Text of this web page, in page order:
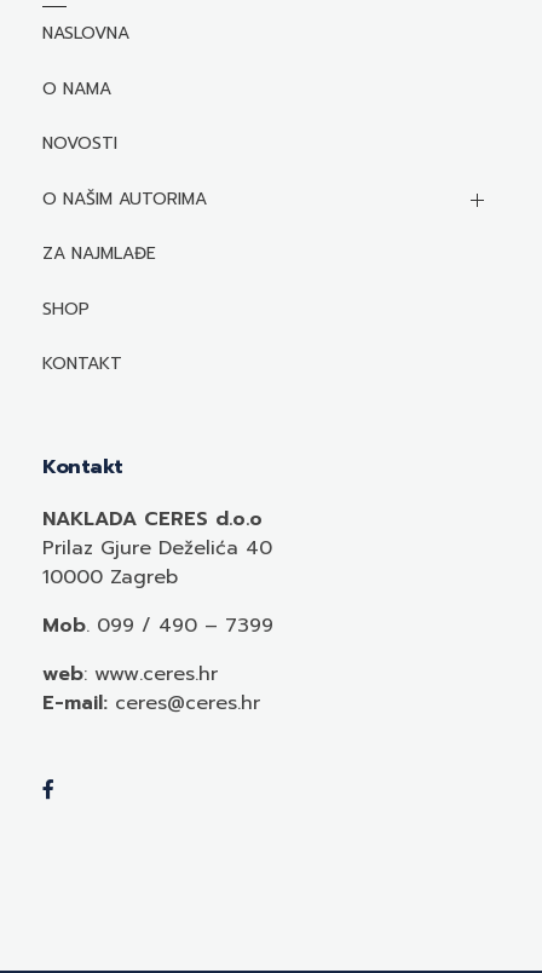
NASLOVNA
O NAMA
NOVOSTI
O NAŠIM AUTORIMA
Biografije autora
Mediji o autorima i njihovim naslovima
ZA NAJMLAĐE
SHOP
KONTAKT
Kontakt
NAKLADA CERES d.o.o
Prilaz Gjure Deželića 40
10000 Zagreb
Mob. 099 / 490 – 7399
web: www.ceres.hr
E-mail: ceres@ceres.hr